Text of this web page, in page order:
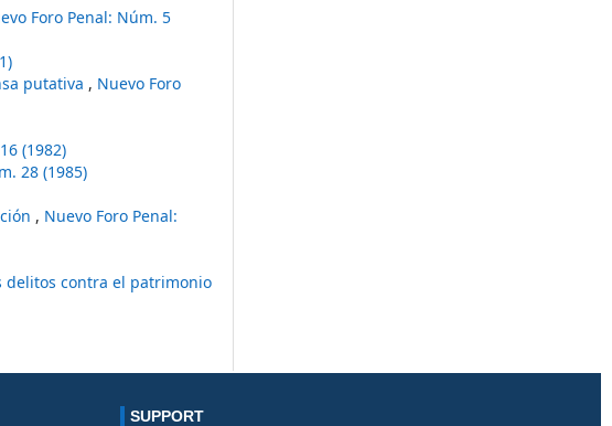
Foro Penal: Núm. 5
putativa , Nuevo Foro
(1982)
28 (1985)
, Nuevo Foro Penal:
delitos contra el patrimonio
SUPPORT